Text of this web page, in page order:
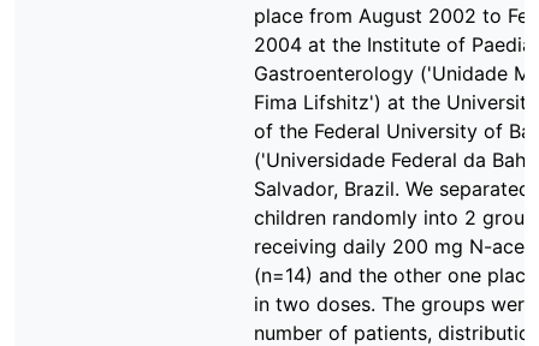
place from August 2002 to
2004 at the Institute of
Gastroenterology ('Unidade
Fima Lifshitz') at the
of the Federal University of
('Universidade Federal da
Salvador, Brazil. We separated
children randomly into 2
receiving daily 200 mg N-
(n=14) and the other one
in two doses. The groups
number of patients,